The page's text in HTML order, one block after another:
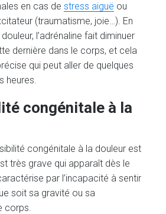
en cas destress aiguë ou
(traumatisme, joie…). En
l’adrénaline fait diminuer
dernière dans le corps, et cela
qui peut aller de quelques
heures.
congénitale à la
congénitale à la douleur est
très grave qui apparaît dès le
par l’incapacité à sentir
soit sa gravité ou sa
corps.